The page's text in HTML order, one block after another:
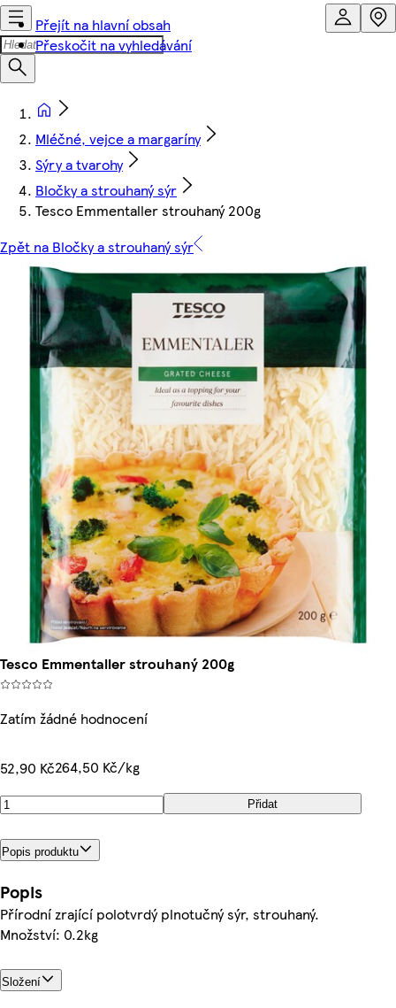
Přejít na hlavní obsah
Přeskočit na vyhledávání
Mléčné, vejce a margaríny
Sýry a tvarohy
Bločky a strouhaný sýr
Tesco Emmentaller strouhaný 200g
Zpět na Bločky a strouhaný sýr
Tesco Emmentaller strouhaný 200g
Zatím žádné hodnocení
52,90 Kč264,50 Kč/kg
Přidat
Popis produktu
Popis
Přírodní zrající polotvrdý plnotučný sýr, strouhaný.
Množství: 0.2kg
Složení